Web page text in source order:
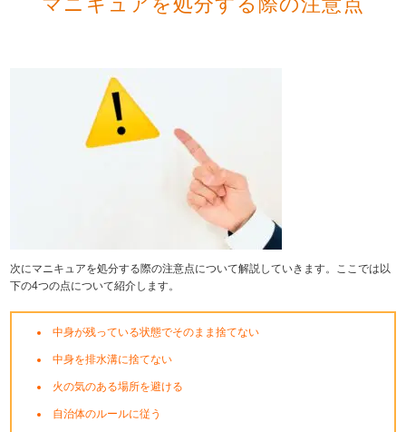
次にマニキュアを処分する際の注意点について解説していきます。ここでは以
下の4つの点について紹介します。
中身が残っている状態でそのまま捨てない
中身を排水溝に捨てない
火の気のある場所を避ける
自治体のルールに従う